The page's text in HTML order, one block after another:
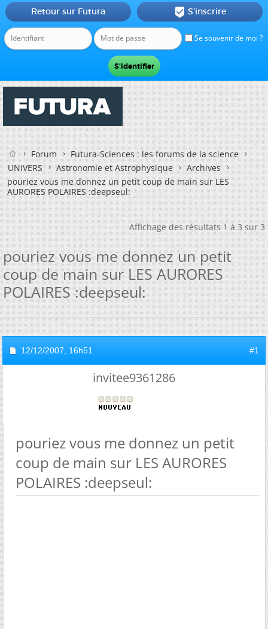
Se souvenir de moi ?
Retour sur Futura  S'inscrire
Forum
Futura-Sciences : les forums de la science
UNIVERS
Astronomie et Astrophysique
Archives
pouriez vous me donnez un petit coup de main sur LES
AURORES POLAIRES :deepseul:
Affichage des résultats 1 à 3 sur 3
pouriez vous me donnez un petit
coup de main sur LES AURORES
POLAIRES :deepseul:
12/12/2007, 16h51 #1
invitee9361286
pouriez vous me donnez un petit
coup de main sur LES AURORES
POLAIRES :deepseul: